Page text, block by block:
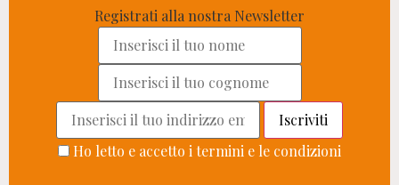
Registrati alla nostra Newsletter
Ho letto e accetto i termini e le condizioni